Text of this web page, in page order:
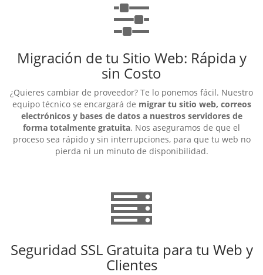
Migración de tu Sitio Web: Rápida y
sin Costo
¿Quieres cambiar de proveedor? Te lo ponemos fácil. Nuestro
equipo técnico se encargará de migrar tu sitio web, correos
electrónicos y bases de datos a nuestros servidores de
forma totalmente gratuita. Nos aseguramos de que el
proceso sea rápido y sin interrupciones, para que tu web no
pierda ni un minuto de disponibilidad.
Seguridad SSL Gratuita para tu Web y
Clientes